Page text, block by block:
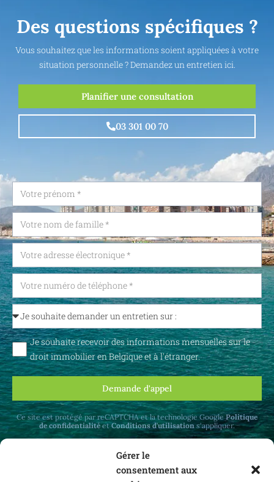
Gérer le
consentement aux
Des questions spécifiques ?
Vous souhaitez que les informations soient appliquées à votre
situation personnelle ? Demandez un entretien ici.
Planifier une consultation
03 301 00 70
Je souhaite recevoir des informations mensuelles sur le
droit immobilier en Belgique et à l'étranger.
Demande d'appel
Ce site est protégé par reCAPTCHA et la technologie GooglePolitique
de confidentialitéetConditions d'utilisation s'appliquer.